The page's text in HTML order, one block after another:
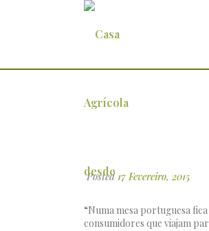
Lagaretta é uma
Posted 17 Fevereiro, 2015
“Numa mesa portuguesa
consumidores que viajam